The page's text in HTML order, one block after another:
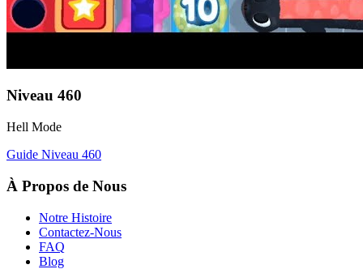
Niveau 460
Hell Mode
Guide Niveau 460
À Propos de Nous
Notre Histoire
Contactez-Nous
FAQ
Blog